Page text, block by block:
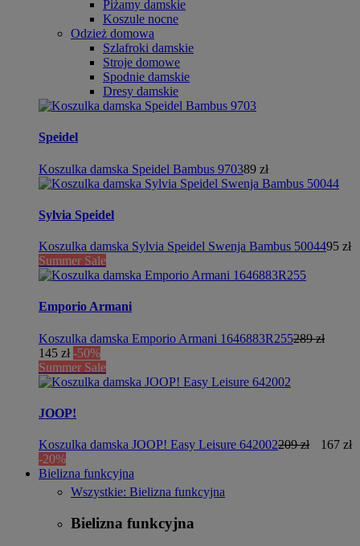
Piżamy damskie
Koszule nocne
Odzież domowa
Szlafroki damskie
Stroje domowe
Spodnie damskie
Dresy damskie
Speidel
Koszulka damska Speidel Bambus 970389 zł
Sylvia Speidel
Koszulka damska Sylvia Speidel Swenja Bambus 5004495 zł
Summer Sale
Emporio Armani
Koszulka damska Emporio Armani 1646883R255289 zł
145 zł -50%
Summer Sale
JOOP!
Koszulka damska JOOP! Easy Leisure 642002209 zł
167 zł
-20%
Bielizna funkcyjna
Wszystkie: Bielizna funkcyjna
Bielizna funkcyjna